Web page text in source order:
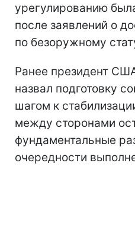
урегулированию
после заявлений о
по безоружному
Ранее президент
назвал подготовку
шагом к
между сторонами
фундаментальные
очередности